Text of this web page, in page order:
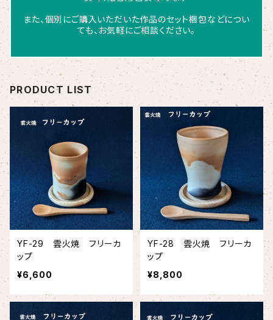
また、個別にご購入いただいた作品のセット梱包などについ
ても、お気軽にご相談ください。
PRODUCT LIST
YF-29 雲火焼 フリーカ
ップ
¥6,600
YF-28 雲火焼 フリーカ
ップ
¥8,800